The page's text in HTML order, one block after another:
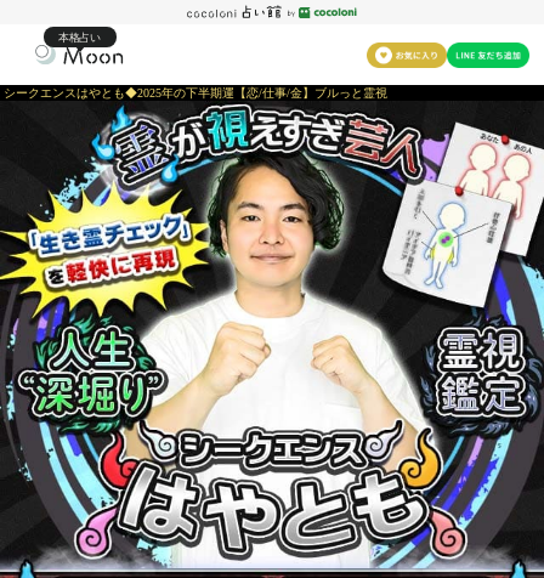
本格占い
シークエンスはやとも◆2025年の下半期運【恋/仕事/金】ブルっと霊視